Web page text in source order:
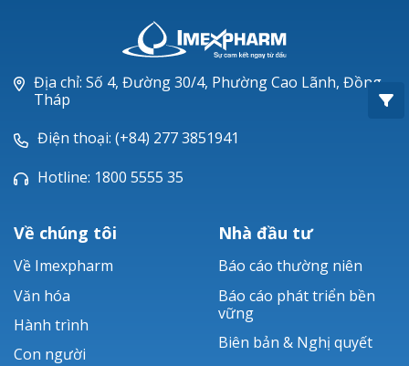
Piperacillin
Ticarlinat®
Zobacta®
Bacsulfo®
Địa chỉ: Số 4, Đường 30/4, Phường Cao Lãnh, Đồng
Tháp
Điện thoại: (+84) 277 3851941
Hotline: 1800 5555 35
Về chúng tôi
Về Imexpharm
Văn hóa
Hành trình
Con người
Nhà đầu tư
Báo cáo thường niên
Báo cáo phát triển bền
vững
Biên bản & Nghị quyết